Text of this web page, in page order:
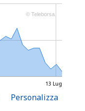
13 Lug
© Teleborsa
Personalizza